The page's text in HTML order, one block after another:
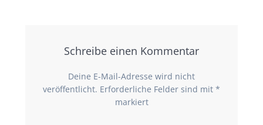
Schreibe einen Kommentar
Deine E-Mail-Adresse wird nicht
veröffentlicht. Erforderliche Felder sind mit *
markiert